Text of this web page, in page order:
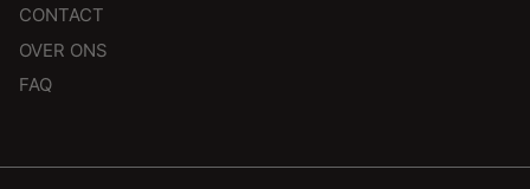
CONTACT
OVER ONS
FAQ